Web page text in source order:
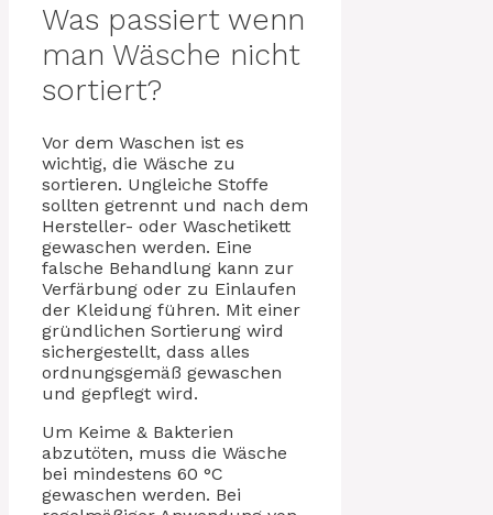
Was passiert wenn
man Wäsche nicht
sortiert?
Vor dem Waschen ist es
wichtig, die Wäsche zu
sortieren. Ungleiche Stoffe
sollten getrennt und nach dem
Hersteller- oder Waschetikett
gewaschen werden. Eine
falsche Behandlung kann zur
Verfärbung oder zu Einlaufen
der Kleidung führen. Mit einer
gründlichen Sortierung wird
sichergestellt, dass alles
ordnungsgemäß gewaschen
und gepflegt wird.
Um Keime & Bakterien
abzutöten, muss die Wäsche
bei mindestens 60 °C
gewaschen werden. Bei